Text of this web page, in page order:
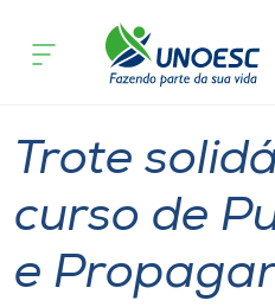
Cursos
Atendimento ao
acontece
Trote
curso de
e